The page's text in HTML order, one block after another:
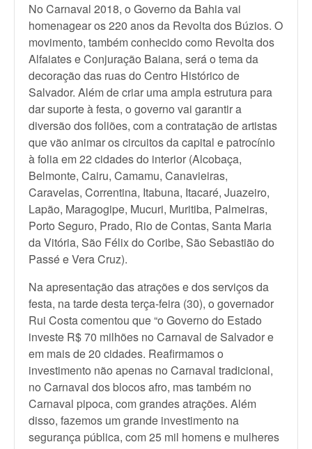
No Carnaval 2018, o Governo da Bahia vai
homenagear os 220 anos da Revolta dos Búzios. O
movimento, também conhecido como Revolta dos
Alfaiates e Conjuração Baiana, será o tema da
decoração das ruas do Centro Histórico de
Salvador. Além de criar uma ampla estrutura para
dar suporte à festa, o governo vai garantir a
diversão dos foliões, com a contratação de artistas
que vão animar os circuitos da capital e patrocínio
à folia em 22 cidades do interior (Alcobaça,
Belmonte, Cairu, Camamu, Canavieiras,
Caravelas, Correntina, Itabuna, Itacaré, Juazeiro,
Lapão, Maragogipe, Mucuri, Muritiba, Palmeiras,
Porto Seguro, Prado, Rio de Contas, Santa Maria
da Vitória, São Félix do Coribe, São Sebastião do
Passé e Vera Cruz).
Na apresentação das atrações e dos serviços da
festa, na tarde desta terça-feira (30), o governador
Rui Costa comentou que “o Governo do Estado
investe R$ 70 milhões no Carnaval de Salvador e
em mais de 20 cidades. Reafirmamos o
investimento não apenas no Carnaval tradicional,
no Carnaval dos blocos afro, mas também no
Carnaval pipoca, com grandes atrações. Além
disso, fazemos um grande investimento na
segurança pública, com 25 mil homens e mulheres